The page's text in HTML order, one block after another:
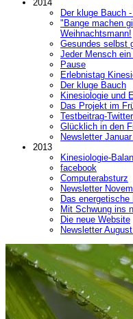
2014
Der kluge Bauch
"Bange machen
Weihnachtsmann!
Gesundes selbst
Jeder Mensch
Pause
Erlebnistag
Der kluge Bauch
Kinesiologie und
Das Projekt im
Testbeitrag-Twitter
Glücklich in den
Newsletter
2013
Kinesiologie-
facebook
Computerabsturz
Newsletter
Das
Mit Schwung ins
Die neue Website
Newsletter